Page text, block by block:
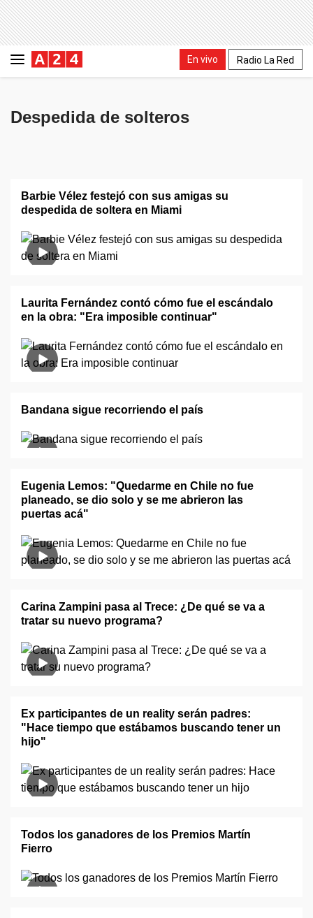
En vivo Radio La Red
Despedida de solteros
Barbie Vélez festejó con sus amigas su
despedida de soltera en Miami
Laurita Fernández contó cómo fue el escándalo
en la obra: "Era imposible continuar"
Bandana sigue recorriendo el país
Eugenia Lemos: "Quedarme en Chile no fue
planeado, se dio solo y se me abrieron las
puertas acá"
Carina Zampini pasa al Trece: ¿De qué se va a
tratar su nuevo programa?
Ex participantes de un reality serán padres:
"Hace tiempo que estábamos buscando tener un
hijo"
Todos los ganadores de los Premios Martín
Fierro